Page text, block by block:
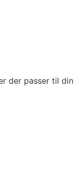
der passer til din